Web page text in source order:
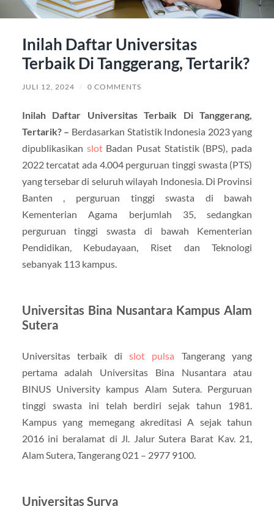
Inilah Daftar Universitas
Terbaik Di Tanggerang, Tertarik?
JULI 12, 2024 / 0 COMMENTS
Inilah Daftar Universitas Terbaik Di Tanggerang,
Tertarik? – Berdasarkan Statistik Indonesia 2023 yang
dipublikasikan slotBadan Pusat Statistik (BPS), pada
2022 tercatat ada 4.004 perguruan tinggi swasta (PTS)
yang tersebar di seluruh wilayah Indonesia. Di Provinsi
Banten , perguruan tinggi swasta di bawah
Kementerian Agama berjumlah 35, sedangkan
perguruan tinggi swasta di bawah Kementerian
Pendidikan, Kebudayaan, Riset dan Teknologi
sebanyak 113 kampus.
Universitas Bina Nusantara Kampus Alam
Sutera
Universitas terbaik di slot pulsa Tangerang yang
pertama adalah Universitas Bina Nusantara atau
BINUS University kampus Alam Sutera. Perguruan
tinggi swasta ini telah berdiri sejak tahun 1981.
Kampus yang memegang akreditasi A sejak tahun
2016 ini beralamat di Jl. Jalur Sutera Barat Kav. 21,
Alam Sutera, Tangerang 021 – 2977 9100.
Universitas Surya